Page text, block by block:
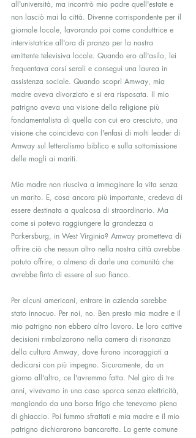
all'università, ma incontrò mio padre quell'estate e
non lasciò mai la città. Divenne corrispondente per il
giornale locale, lavorando poi come conduttrice e
intervistatrice all'ora di pranzo per la nostra
emittente televisiva locale. Quando ero all'asilo, lei
frequentava corsi serali e conseguì una laurea in
assistenza sociale. Quando scoprì Amway, mia
madre aveva divorziato e si era risposata. Il mio
patrigno aveva una visione della religione più
fondamentalista di quella con cui ero cresciuto, una
visione che coincideva con l'enfasi di molti leader di
Amway sul letteralismo biblico e sulla sottomissione
delle mogli ai mariti.
Mia madre non riusciva a immaginare la vita senza
un marito. E, cosa ancora più importante, credeva di
essere destinata a qualcosa di straordinario. Ma
come si poteva raggiungere la grandezza a
Parkersburg, in West Virginia? Amway prometteva di
offrire ciò che nessun altro nella nostra città avrebbe
potuto offrire, o almeno di darle una comunità che
avrebbe finto di essere al suo fianco.
Per alcuni americani, entrare in azienda sarebbe
stato innocuo. Per noi, no. Ben presto mia madre e il
mio patrigno non ebbero altro lavoro. Le loro cattive
decisioni rimbalzarono nella camera di risonanza
della cultura Amway, dove furono incoraggiati a
dedicarsi con più impegno. Sicuramente, da un
giorno all'altro, ce l'avremmo fatta. Nel giro di tre
anni, vivevamo in una casa sporca senza elettricità,
mangiando da una borsa frigo che tenevamo piena
di ghiaccio. Poi fummo sfrattati e mia madre e il mio
patrigno dichiararono bancarotta. La gente comune